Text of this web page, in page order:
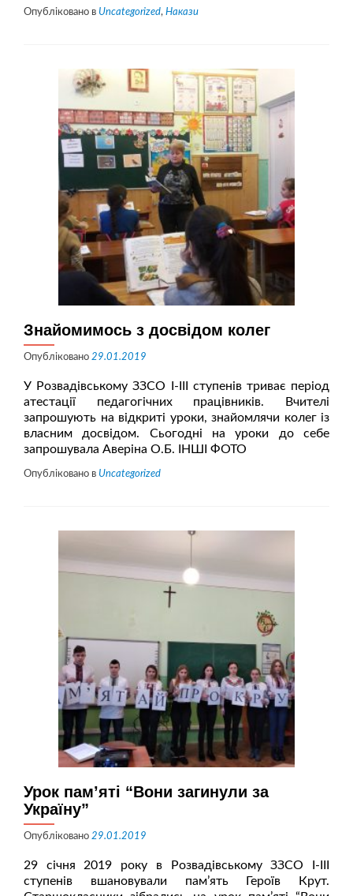
проНАКАЗ
попередження
росту
захворюваності
на
грип
та
гострі
респіраторні
інфекції
Опубліковано в Uncategorized, Накази
Знайомимось з досвідом колег
Опубліковано 29.01.2019
У Розвадівському ЗЗСО І-ІІІ ступенів триває період
атестації педагогічних працівників. Вчителі
запрошують на відкриті уроки, знайомлячи колег із
власним досвідом. Сьогодні на уроки до себе
запрошувала Аверіна О.Б. ІНШІ ФОТО
Опубліковано в Uncategorized
Урок пам’яті “Вони загинули за
Україну”
Опубліковано 29.01.2019
29 січня 2019 року в Розвадівському ЗЗСО І-ІІІ
ступенів вшановували пам’ять Героїв Крут.